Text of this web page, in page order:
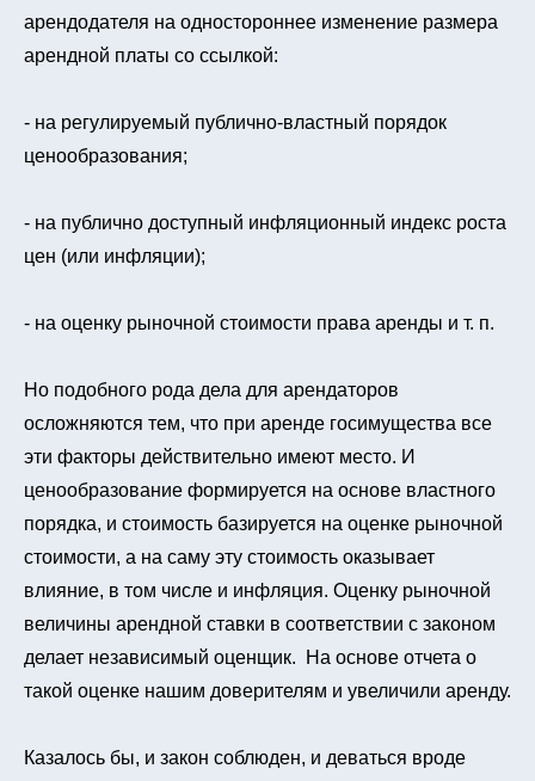
арендодателя на одностороннее изменение размера
арендной платы со ссылкой:
- на регулируемый публично-властный порядок
ценообразования;
- на публично доступный инфляционный индекс роста
цен (или инфляции);
- на оценку рыночной стоимости права аренды и т. п.
Но подобного рода дела для арендаторов
осложняются тем, что при аренде госимущества все
эти факторы действительно имеют место. И
ценообразование формируется на основе властного
порядка, и стоимость базируется на оценке рыночной
стоимости, а на саму эту стоимость оказывает
влияние, в том числе и инфляция. Оценку рыночной
величины арендной ставки в соответствии с законом
делает независимый оценщик. На основе отчета о
такой оценке нашим доверителям и увеличили аренду.
Казалось бы, и закон соблюден, и деваться вроде